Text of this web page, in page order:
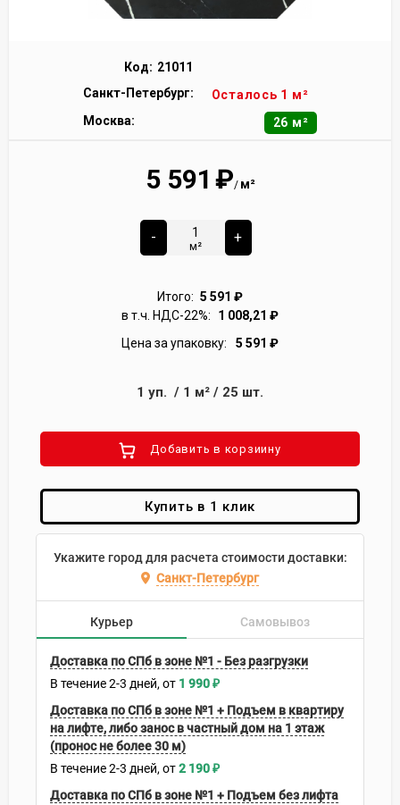
Код: 21011
Санкт-Петербург:
Осталось 1 м²
Москва:
26 м²
5 591 ₽/ м²
-
м²
+
Итого: 5 591 ₽
в т.ч. НДС-22%:
1 008,21 ₽
Цена за упаковку:
5 591 ₽
1 уп. / 1 м² / 25 шт.
Добавить в корзиину
Купить в 1 клик
Укажите город для расчета стоимости доставки:
Санкт-Петербург
Курьер Самовывоз
Доставка по СПб в зоне №1 - Без разгрузки
В течение2-3 дней 1 990₽
Доставка по СПб в зоне №1 + Подъем в квартиру
на лифте, либо занос в частный дом на 1 этаж
(пронос не более 30 м)
В течение2-3 дней 2 190₽
Доставка по СПб в зоне №1 + Подъем без лифта